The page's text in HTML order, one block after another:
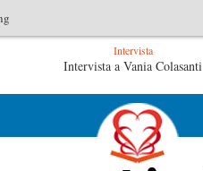
di uno storico – Emilio Gentile
Intervista
Intervista a Vania Colasanti